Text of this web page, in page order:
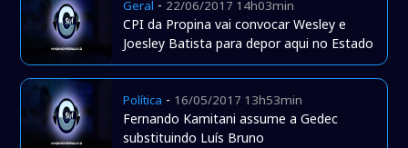
Geral - 22/06/2017 14h03min
CPI da Propina vai convocar Wesley e
Joesley Batista para depor aqui no Estado
Política - 16/05/2017 13h53min
Fernando Kamitani assume a Gedec
substituindo Luís Bruno